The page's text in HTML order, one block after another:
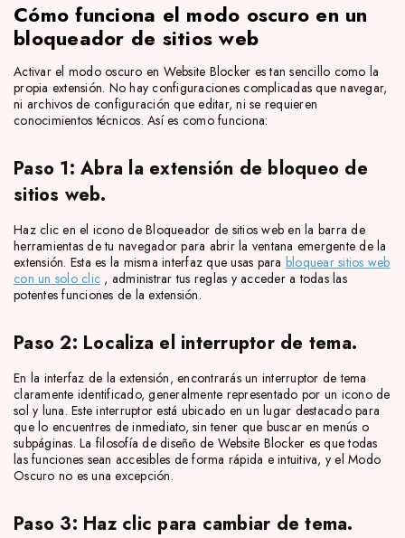
Cómo funciona el modo oscuro en un
bloqueador de sitios web
Activar el modo oscuro en Website Blocker es tan sencillo como la
propia extensión. No hay configuraciones complicadas que navegar,
ni archivos de configuración que editar, ni se requieren
conocimientos técnicos. Así es como funciona:
Paso 1: Abra la extensión de bloqueo de
sitios web.
Haz clic en el icono de Bloqueador de sitios web en la barra de
herramientas de tu navegador para abrir la ventana emergente de la
extensión. Esta es la misma interfaz que usas para bloquear sitios web
con un solo clic , administrar tus reglas y acceder a todas las
potentes funciones de la extensión.
Paso 2: Localiza el interruptor de tema.
En la interfaz de la extensión, encontrarás un interruptor de tema
claramente identificado, generalmente representado por un icono de
sol y luna. Este interruptor está ubicado en un lugar destacado para
que lo encuentres de inmediato, sin tener que buscar en menús o
subpáginas. La filosofía de diseño de Website Blocker es que todas
las funciones sean accesibles de forma rápida e intuitiva, y el Modo
Oscuro no es una excepción.
Paso 3: Haz clic para cambiar de tema.